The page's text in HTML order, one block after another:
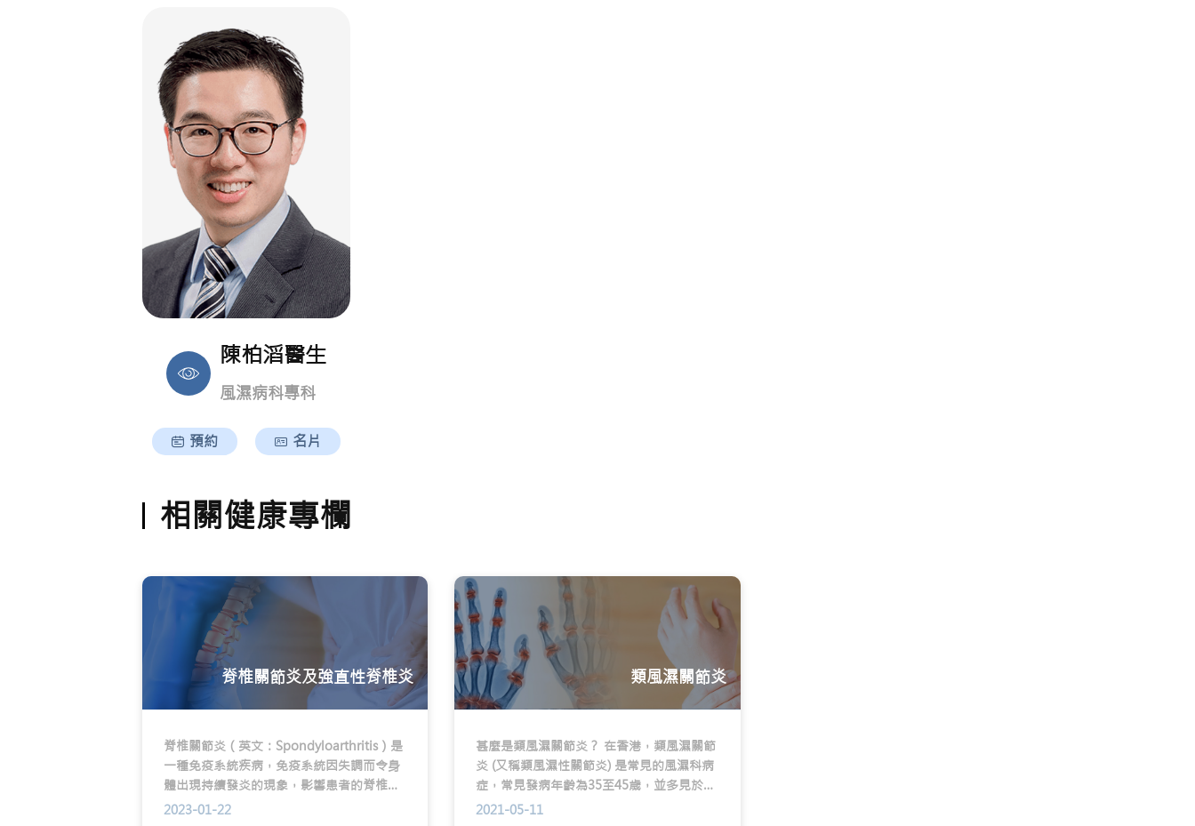
陳柏滔醫生
風濕病科專科
預約 名片
相關健康專欄
脊椎關節炎及強直性脊椎炎
脊椎關節炎（英文：Spondyloarthritis）是
一種免疫系統疾病，免疫系統因失調而令身
體出現持續發炎的現象，影響患者的脊椎關
節、骶髂關節及周圍關節。其中骶髂關節是
2023-01-22
類風濕關節炎
甚麼是類風濕關節炎？ 在香港，類風濕關節
炎 (又稱類風濕性關節炎) 是常見的風濕科病
症，常見發病年齡為35至45歲，並多見於女
性。衛生署的數據顯示 (1)，類風濕關節炎在
2021-05-11